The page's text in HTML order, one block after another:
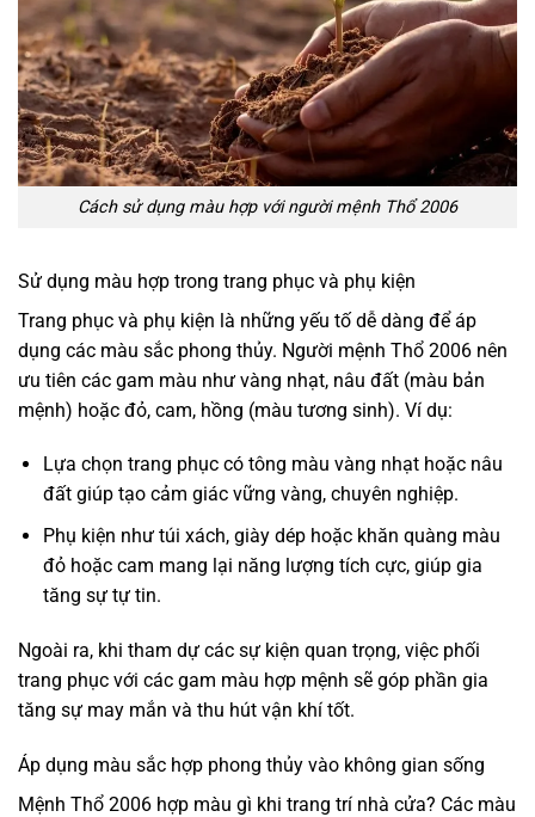
Cách sử dụng màu hợp với người mệnh Thổ 2006
Sử dụng màu hợp trong trang phục và phụ kiện
Trang phục và phụ kiện là những yếu tố dễ dàng để áp
dụng các màu sắc phong thủy. Người mệnh Thổ 2006 nên
ưu tiên các gam màu như vàng nhạt, nâu đất (màu bản
mệnh) hoặc đỏ, cam, hồng (màu tương sinh). Ví dụ:
Lựa chọn trang phục có tông màu vàng nhạt hoặc nâu
đất giúp tạo cảm giác vững vàng, chuyên nghiệp.
Phụ kiện như túi xách, giày dép hoặc khăn quàng màu
đỏ hoặc cam mang lại năng lượng tích cực, giúp gia
tăng sự tự tin.
Ngoài ra, khi tham dự các sự kiện quan trọng, việc phối
trang phục với các gam màu hợp mệnh sẽ góp phần gia
tăng sự may mắn và thu hút vận khí tốt.
Áp dụng màu sắc hợp phong thủy vào không gian sống
Mệnh Thổ 2006 hợp màu gì khi trang trí nhà cửa? Các màu